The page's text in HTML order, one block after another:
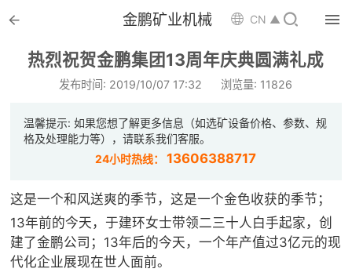
 金鹏矿业机械 CN ▲ 
热烈祝贺金鹏集团13周年庆典圆满礼成
发布时间: 2019/10/07 17:32 浏览量: 11826
温馨提示: 如果您想了解更多信息（如选矿设备价格、参数、规
格及处理能力等），请联系我们客服。
24小时热线：13606388717
这是一个和风送爽的季节，这是一个金色收获的季节；
13年前的今天，于建环女士带领二三十人白手起家，创
建了金鹏公司；13年后的今天，一个年产值过3亿元的现
代化企业展现在世人面前。
 首页
 选矿设备
 配件耗材

 选矿总包
 案例中心